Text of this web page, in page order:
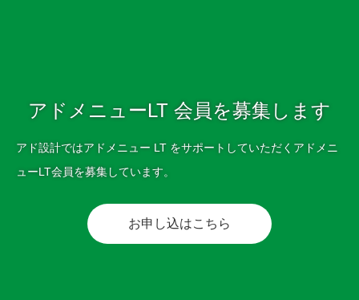
アドメニューLT 会員を募集します
アド設計ではアドメニュー LT をサポートしていただくアドメニ
ューLT会員を募集しています。
お申し込はこちら